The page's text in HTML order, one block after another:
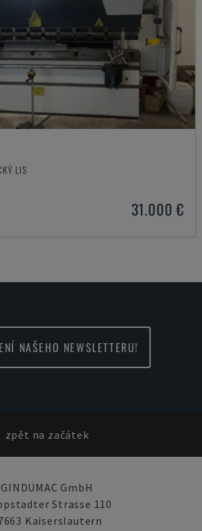
LIS
31.000 €
NAŠEHO NEWSLETTERU!
zpět na začátek
GINDUMAC GmbH
Strasse 110
Kaiserslautern